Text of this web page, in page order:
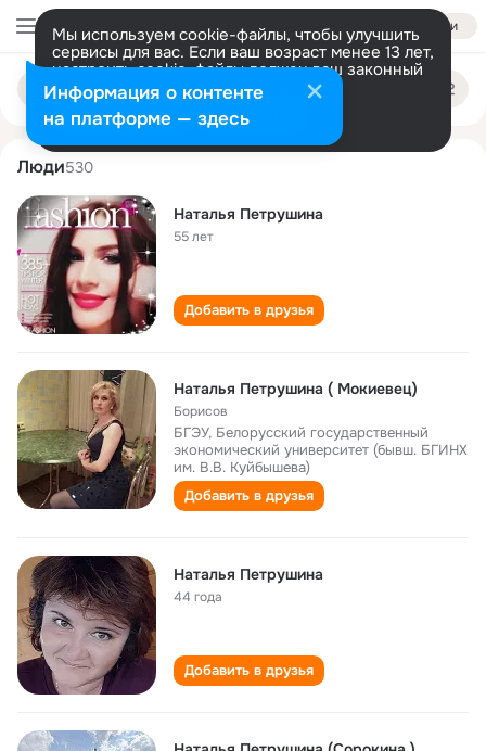
Войти
Мы используем cookie-файлы, чтобы улучшить
сервисы для вас. Если ваш возраст менее 13 лет,
настроить cookie-файлы должен ваш законный
представитель. Больше информации
Разрешить все Настроить
Поиск
людям
natalya petrushina
Люди530
Наталья Петрушина
55 лет
Добавить в друзья
Наталья Петрушина ( Мокиевец)
Борисов
БГЭУ, Белорусский государственный
экономический университет (бывш. БГИНХ
им. В.В. Куйбышева)
Добавить в друзья
Наталья Петрушина
44 года
Добавить в друзья
Информация о контенте
на платформе — здесь